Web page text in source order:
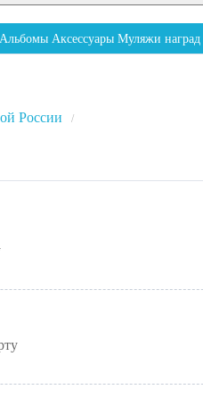
Альбомы Аксессуары Муляжи наград
России /